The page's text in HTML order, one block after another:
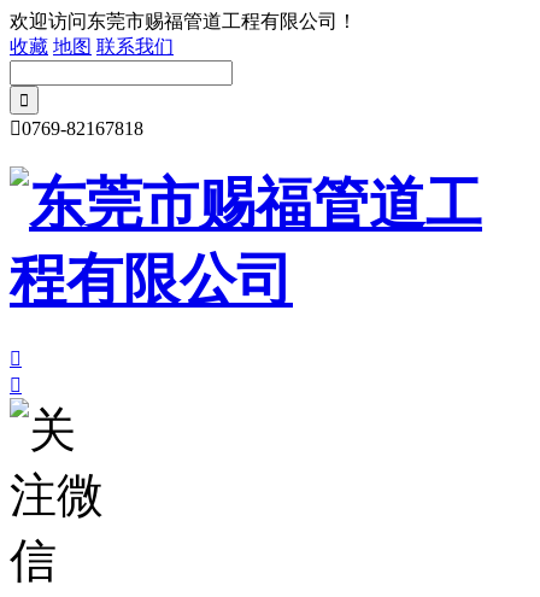
欢迎访问东莞市赐福管道工程有限公司！
收藏 地图 联系我们
0769-82167818

